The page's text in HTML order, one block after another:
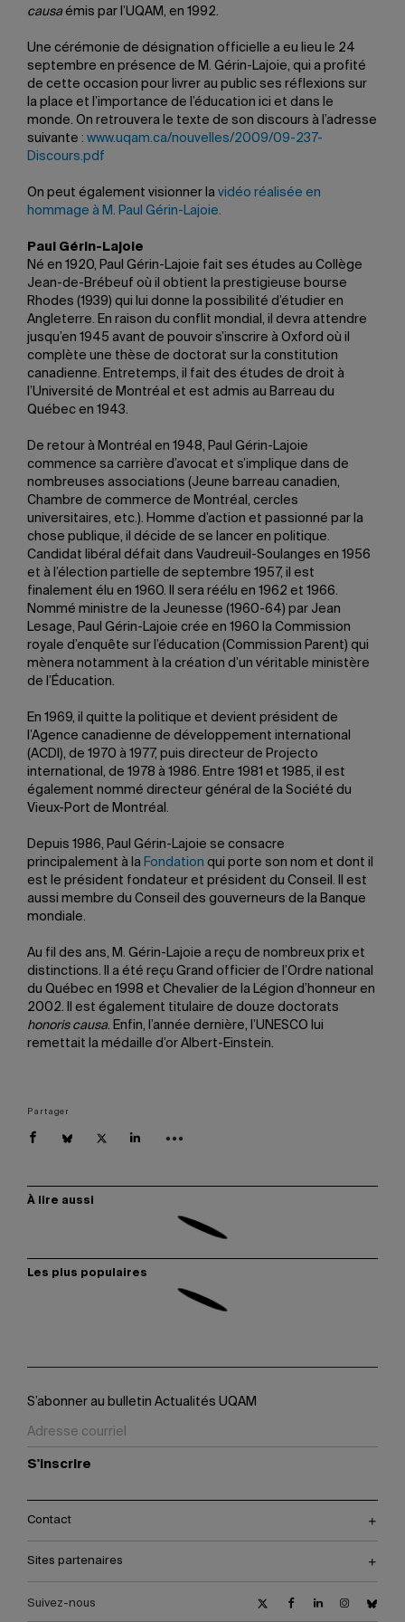
causaémis par l’UQAM, en 1992.
Une cérémonie de désignation officielle a eu lieu le 24
septembre en présence de M. Gérin-Lajoie, qui a profité
de cette occasion pour livrer au public ses réflexions sur
la place et l’importance de l’éducation ici et dans le
monde. On retrouvera le texte de son discours à l’adresse
suivante : www.uqam.ca/nouvelles/2009/09-237-
Discours.pdf
On peut également visionner la vidéo réalisée en
hommage à M. Paul Gérin-Lajoie.
Paul Gérin-Lajoie
Né en 1920, Paul Gérin-Lajoie fait ses études au Collège
Jean-de-Brébeuf où il obtient la prestigieuse bourse
Rhodes (1939) qui lui donne la possibilité d’étudier en
Angleterre. En raison du conflit mondial, il devra attendre
jusqu’en 1945 avant de pouvoir s’inscrire à Oxford où il
complète une thèse de doctorat sur la constitution
canadienne. Entretemps, il fait des études de droit à
l’Université de Montréal et est admis au Barreau du
Québec en 1943.
De retour à Montréal en 1948, Paul Gérin-Lajoie
commence sa carrière d’avocat et s’implique dans de
nombreuses associations (Jeune barreau canadien,
Chambre de commerce de Montréal, cercles
universitaires, etc.). Homme d’action et passionné par la
chose publique, il décide de se lancer en politique.
Candidat libéral défait dans Vaudreuil-Soulanges en 1956
et à l’élection partielle de septembre 1957, il est
finalement élu en 1960. Il sera réélu en 1962 et 1966.
Nommé ministre de la Jeunesse (1960-64) par Jean
Lesage, Paul Gérin-Lajoie crée en 1960 la Commission
royale d’enquête sur l’éducation (Commission Parent) qui
mènera notamment à la création d’un véritable ministère
de l’Éducation.
En 1969, il quitte la politique et devient président de
l’Agence canadienne de développement international
(ACDI), de 1970 à 1977, puis directeur de Projecto
international, de 1978 à 1986. Entre 1981 et 1985, il est
également nommé directeur général de la Société du
Vieux-Port de Montréal.
Depuis 1986, Paul Gérin-Lajoie se consacre
principalement à la Fondation qui porte son nom et dont il
est le président fondateur et président du Conseil. Il est
aussi membre du Conseil des gouverneurs de la Banque
mondiale.
Au fil des ans, M. Gérin-Lajoie a reçu de nombreux prix et
distinctions. Il a été reçu Grand officier de l’Ordre national
du Québec en 1998 et Chevalier de la Légion d’honneur en
2002. Il est également titulaire de douze doctorats
honoris causa. Enfin, l’année dernière, l’UNESCO lui
remettait la médaille d’or Albert-Einstein.
Partager
À lire aussi
Les plus populaires
S’abonner au bulletin Actualités UQAM
S'inscrire
Contact
Sites partenaires
Suivez-nous